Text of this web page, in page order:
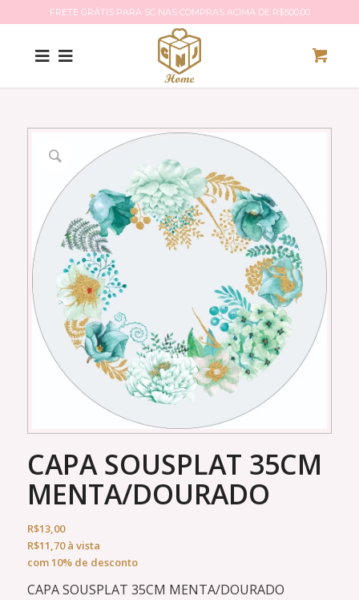
FRETE GRÁTIS PARA SC NAS COMPRAS ACIMA DE R$500,00
CAPA SOUSPLAT 35CM
MENTA/DOURADO
R$13,00
R$11,70à vista
com 10% de desconto
CAPA SOUSPLAT 35CM MENTA/DOURADO